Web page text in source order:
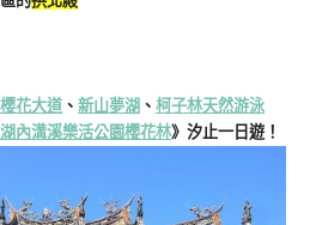
花大道 、 新山夢湖 、 柯子林天然游泳
內溝溪樂活公園櫻花林》汐止一日遊！